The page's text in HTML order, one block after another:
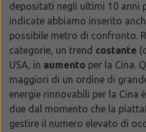
depositati negli ultimi 10 anni
indicate abbiamo inserito
possibile metro di confronto.
categorie, un trend costante
USA, in aumento per la Cina.
maggiori di un ordine di
energie rinnovabili per la Cina
due dal momento che la
gestire il numero elevato di